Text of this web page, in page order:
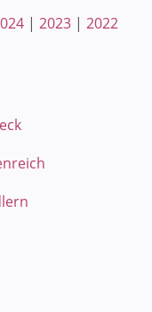
| 2023 | 2022